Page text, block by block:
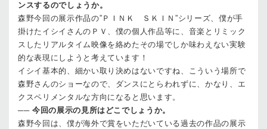
ンスするのでしょうか。
森野今回の展示作品の”ＰＩＮＫ ＳＫＩＮ”シリーズ、僕が手
掛けたイシイさんのＰＶ、僕の個人作品等に、音楽とリミック
スしたリアルタイム映像を絡めたその場でしか味わえない実験
的な表現にしようと考えています！
イシイ 基本的、細かい取り決めはないですね、こういう場所で
森野さんのショーなので、ダンスにとらわれずに、かなり、エ
クスペリメンタルな方向になると思います。
── 今回の展示の見所はどこでしょうか。
森野今回は、僕が海外で賞をいただいている過去の作品の展示